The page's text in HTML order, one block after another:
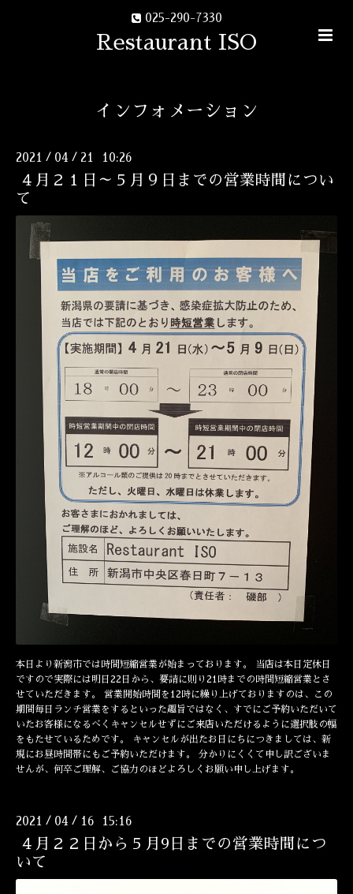
025-290-7330
Restaurant ISO
インフォメーション
2021 / 04 / 21 10:26
４月２１日～５月９日までの営業時間につい
て
本日より新潟市では時間短縮営業が始まっております。 当店は本日定休日
ですので実際には明日22日から、要請に則り21時までの時間短縮営業とさ
せていただきます。 営業開始時間を12時に繰り上げておりますのは、この
期間毎日ランチ営業をするといった趣旨ではなく、すでにご予約いただいて
いたお客様になるべくキャンセルせずにご来店いただけるように選択肢の幅
をもたせているためです。 キャンセルが出たお日にちにつきましては、新
規にお昼時間帯にもご予約いただけます。 分かりにくくて申し訳ございま
せんが、何卒ご理解、ご協力のほどよろしくお願い申し上げます。
2021 / 04 / 16 15:16
４月２２日から５月9日までの営業時間につ
いて